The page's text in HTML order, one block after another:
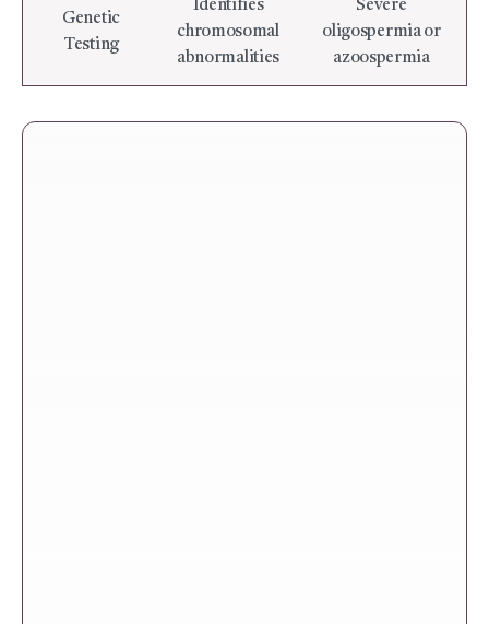
Genetic
Testing
Identifies
chromosomal
abnormalities
Severe
oligospermia or
azoospermia